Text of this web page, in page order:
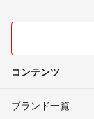
コンテンツ
ブランド一覧